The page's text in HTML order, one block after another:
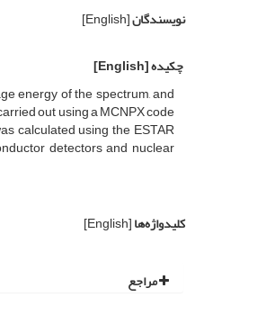
نویسندگان[English]
چکیده[English]
energy of the spectrum, and
out using a MCNPX code
calculated using the ESTAR
detectors and nuclear
کلیدواژه‌ها[English]
مراجع